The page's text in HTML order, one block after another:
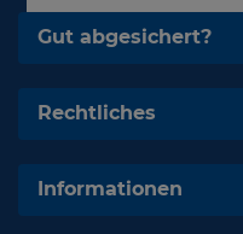
Gut abgesichert?
Rechtliches
Informationen